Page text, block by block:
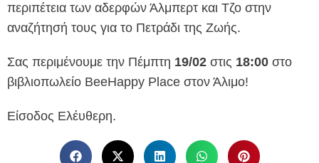
περιπέτεια των αδερφών Άλμπερτ και Τζο στην
αναζήτησή τους για το Πετράδι της Ζωής.
Σας περιμένουμε την Πέμπτη 19/02 στις 18:00 στο
βιβλιοπωλείο BeeHappy Place στον Άλιμο!
Είσοδος Ελέυθερη.